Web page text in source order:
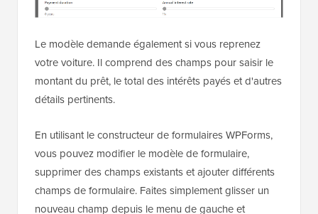
Le modèle demande également si vous reprenez
votre voiture. Il comprend des champs pour saisir le
montant du prêt, le total des intérêts payés et d'autres
détails pertinents.
En utilisant le constructeur de formulaires WPForms,
vous pouvez modifier le modèle de formulaire,
supprimer des champs existants et ajouter différents
champs de formulaire. Faites simplement glisser un
nouveau champ depuis le menu de gauche et